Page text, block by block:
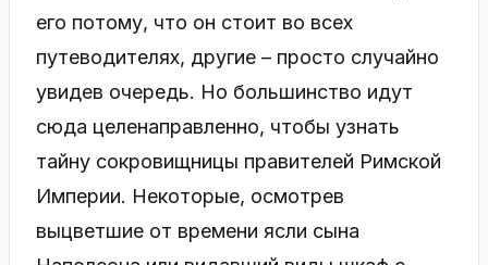
его потому, что он стоит во всех
путеводителях, другие – просто случайно
увидев очередь. Но большинство идут
сюда целенаправленно, чтобы узнать
тайну сокровищницы правителей Римской
Империи. Некоторые, осмотрев
выцветшие от времени ясли сына